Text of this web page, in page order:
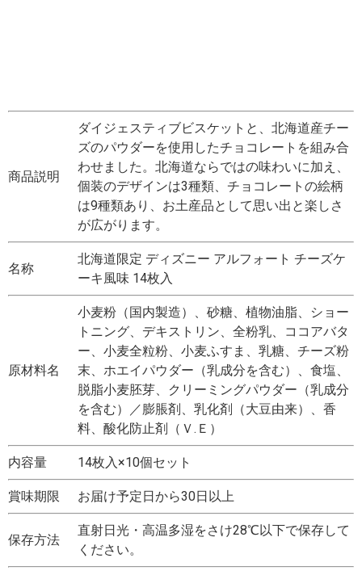
商品説明
ダイジェスティブビスケットと、北海道産チー
ズのパウダーを使用したチョコレートを組み合
わせました。北海道ならではの味わいに加え、
個装のデザインは3種類、チョコレートの絵柄
は9種類あり、お土産品として思い出と楽しさ
が広がります。
名称
北海道限定 ディズニー アルフォート チーズケ
ーキ風味 14枚入
原材料名
小麦粉（国内製造）、砂糖、植物油脂、ショー
トニング、デキストリン、全粉乳、ココアバタ
ー、小麦全粒粉、小麦ふすま、乳糖、チーズ粉
末、ホエイパウダー（乳成分を含む）、食塩、
脱脂小麦胚芽、クリーミングパウダー（乳成分
を含む）／膨脹剤、乳化剤（大豆由来）、香
料、酸化防止剤（Ｖ.Ｅ）
内容量 14枚入×10個セット
賞味期限 お届け予定日から30日以上
保存方法
直射日光・高温多湿をさけ28℃以下で保存して
ください。